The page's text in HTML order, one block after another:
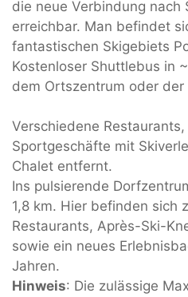
die neue Verbindung nach
erreichbar. Man befindet
fantastischen Skigebiets
Kostenloser Shuttlebus in
dem Ortszentrum oder
Verschiedene
Sportgeschäfte mit
Chalet entfernt.
Ins pulsierende
1,8 km. Hier befinden sich
Restaurants, Après-Ski-
sowie ein neues
Jahren.
Hinweis: Die zulässige